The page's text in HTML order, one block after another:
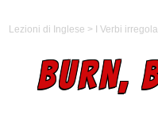
Lezioni di Inglese > I Verbi
BURN,